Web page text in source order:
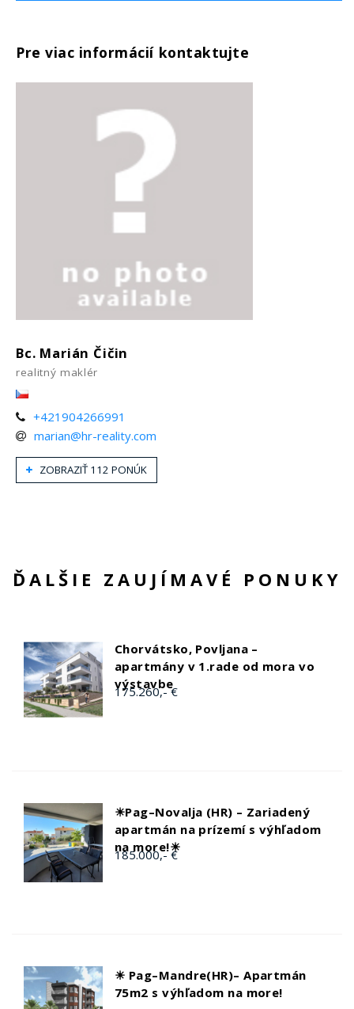
Pre viac informácií kontaktujte
Bc. Marián Čičin
realitný maklér
+421904266991
marian@hr-reality.com
ZOBRAZIŤ 112 PONÚK
ĎALŠIE ZAUJÍMAVÉ PONUKY
Chorvátsko, Povljana –
apartmány v 1.rade od mora vo
výstavbe
175.260,- €
☀Pag–Novalja (HR) – Zariadený
apartmán na prízemí s výhľadom
na more!☀
185.000,- €
☀ Pag–Mandre(HR)– Apartmán
75m2 s výhľadom na more!